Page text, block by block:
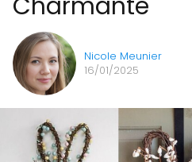
Nicole Meunier
16/01/2025